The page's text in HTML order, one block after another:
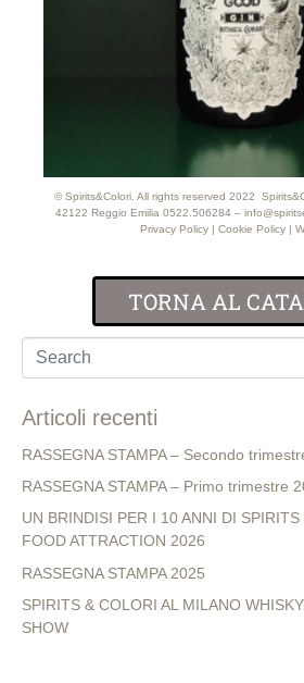
© Spirits&Colori. All rights reserved 2022
42122 Reggio Emilia 0522.506284 –
Privacy Policy | Cookie Policy |
TORNA AL
Articoli recenti
RASSEGNA STAMPA – Secondo
RASSEGNA STAMPA – Primo trimestre
UN BRINDISI PER I 10 ANNI DI
FOOD ATTRACTION 2026
RASSEGNA STAMPA 2025
SPIRITS & COLORI AL MILANO
SHOW